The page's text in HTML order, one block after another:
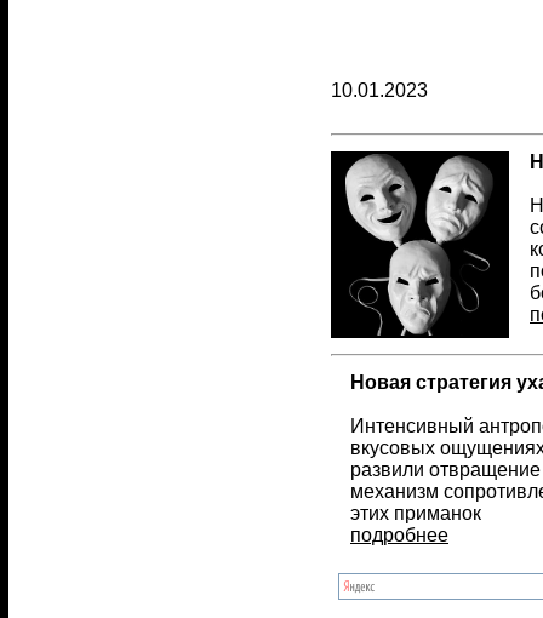
10.01.2023
Новая стратегия
Интенсивный
вкусовых
развили отвращение
механизм
этих приманок
подробнее